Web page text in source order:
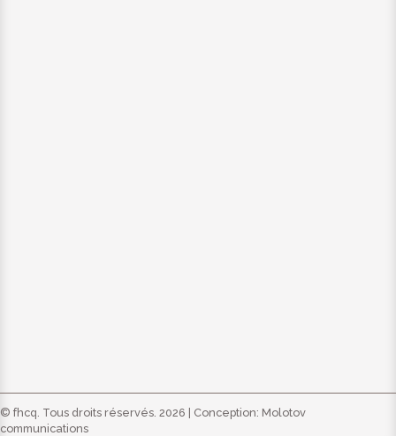
© fhcq. Tous droits réservés. 2026 | Conception: Molotov
communications